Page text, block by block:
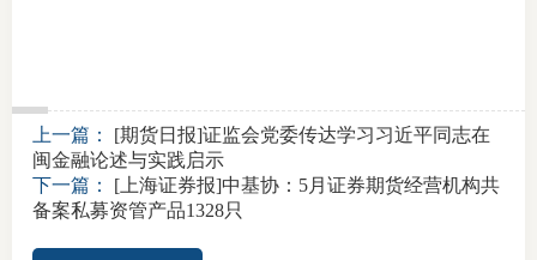
上一篇：
[期货日报]证监会党委传达学习习近平同志在
闽金融论述与实践启示
下一篇：
[上海证券报]中基协：5月证券期货经营机构共
备案私募资管产品1328只